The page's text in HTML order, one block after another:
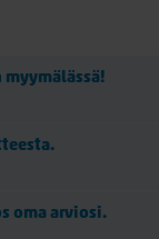
oma arviosi.